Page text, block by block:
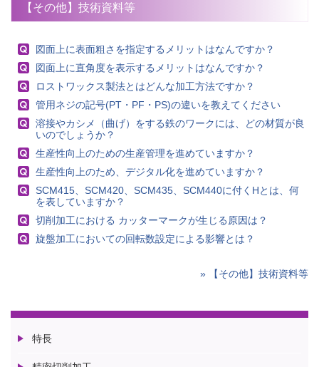
【その他】技術資料等
図面上に表面粗さを指定するメリットはなんですか？
図面上に直角度を表示するメリットはなんですか？
ロストワックス製法とはどんな加工方法ですか？
管用ネジの記号(PT・PF・PS)の違いを教えてください
溶接やカシメ（曲げ）をする鉄のワークには、どの材質が良
いのでしょうか？
生産性向上のための生産管理を進めていますか？
生産性向上のため、デジタル化を進めていますか？
SCM415、SCM420、SCM435、SCM440に付くHとは、何
を表していますか？
切削加工における カッターマークが生じる原因は？
旋盤加工においての回転数設定による影響とは？
» 【その他】技術資料等
特長